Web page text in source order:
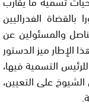
بالقضاة الفدراليين
والمسئولين عن
الإطار ميز الدستور
التسمية فيها،
على التعيين،